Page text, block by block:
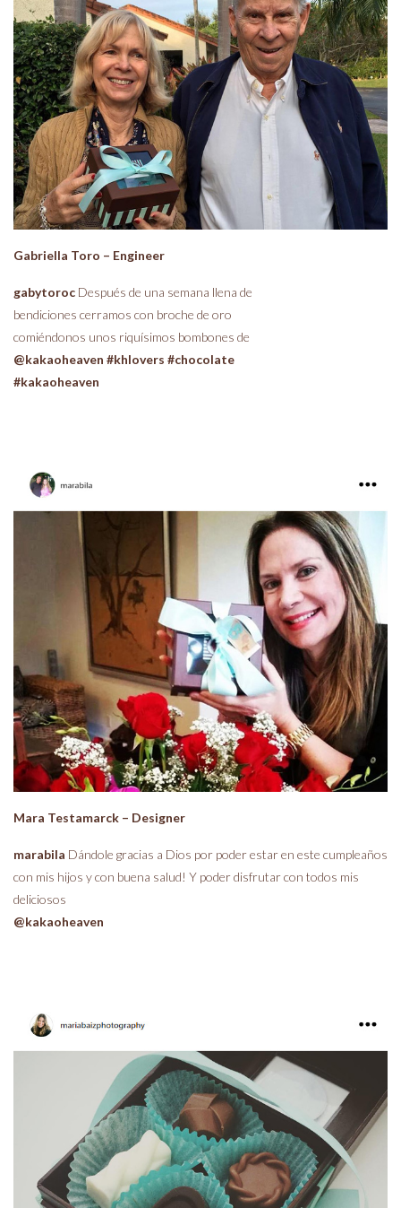
Gabriella Toro – Engineer
gabytoroc Después de una semana llena de
bendiciones cerramos con broche de oro
comiéndonos unos riquísimos bombones de
@kakaoheaven #khlovers #chocolate
#kakaoheaven
Mara Testamarck – Designer
marabila Dándole gracias a Dios por poder estar en este cumpleaños
con mis hijos y con buena salud! Y poder disfrutar con todos mis
deliciosos
@kakaoheaven